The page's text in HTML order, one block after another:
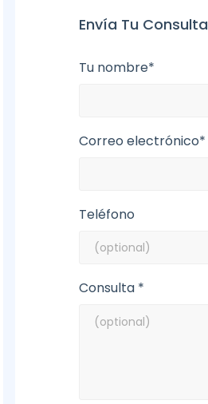
Envía Tu Consulta
Tu nombre*
Correo electrónico*
Teléfono
Consulta *